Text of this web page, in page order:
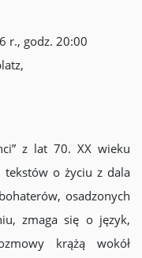
r., godz. 20:00
z lat 70. XX wieku
tekstów o życiu z dala
osadzonych
zmaga się o język,
krążą wokół